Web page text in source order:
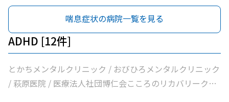
ク / 社会医療法人博愛会開西病院 / 公益財団法人北海道医
療団帯広西病院 / 福井小児科医院 / 独立行政法人国立病院
機構帯広病院 / 帯広記念病院 / 医療法人社団大正クリニッ
ク
科呼吸器科 / いちやなぎ内科消化器科 / 医療法人社団進藤
医院 / 社会福祉法人北海道社会事業協会帯広病院 / 十勝い
たみのクリニックくびかた・こし・ひざ痛診療所 / 本庄内
科クリニック / 帯広東内科循環器科クリニック / クリニッ
クむすかり / 社会医療法人北斗北斗病院 / 社会福祉法人真
宗協会帯広光南病院 / 医療法人社団ぶどうの会いのちの木
科呼吸器科 / 社会福祉法人北海道社会事業協会帯広病院 /
社会医療法人北斗北斗病院 / 医療法人社団ぶどうの会いの
ちの木クリニック / 医療法人社団帯広南の森クリニック /
独立行政法人国立病院機構帯広病院
喘息症状の病院一覧を見る
ADHD [12件]
とかちメンタルクリニック / おびひろメンタルクリニック
/ 萩原医院 / 医療法人社団博仁会こころのリカバリークリ